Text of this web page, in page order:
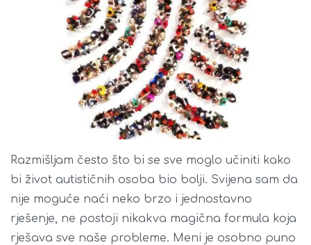
Razmišljam često što bi se sve moglo učiniti kako
bi život autističnih osoba bio bolji. Svijena sam da
nije moguće naći neko brzo i jednostavno
rješenje, ne postoji nikakva magična formula koja
rješava sve naše probleme. Meni je osobno puno